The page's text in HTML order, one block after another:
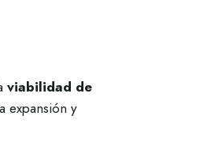
viabilidad de
expansión y